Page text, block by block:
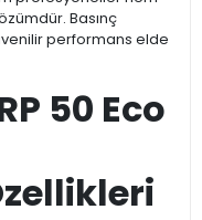
Basınç
performans elde
50 Eco